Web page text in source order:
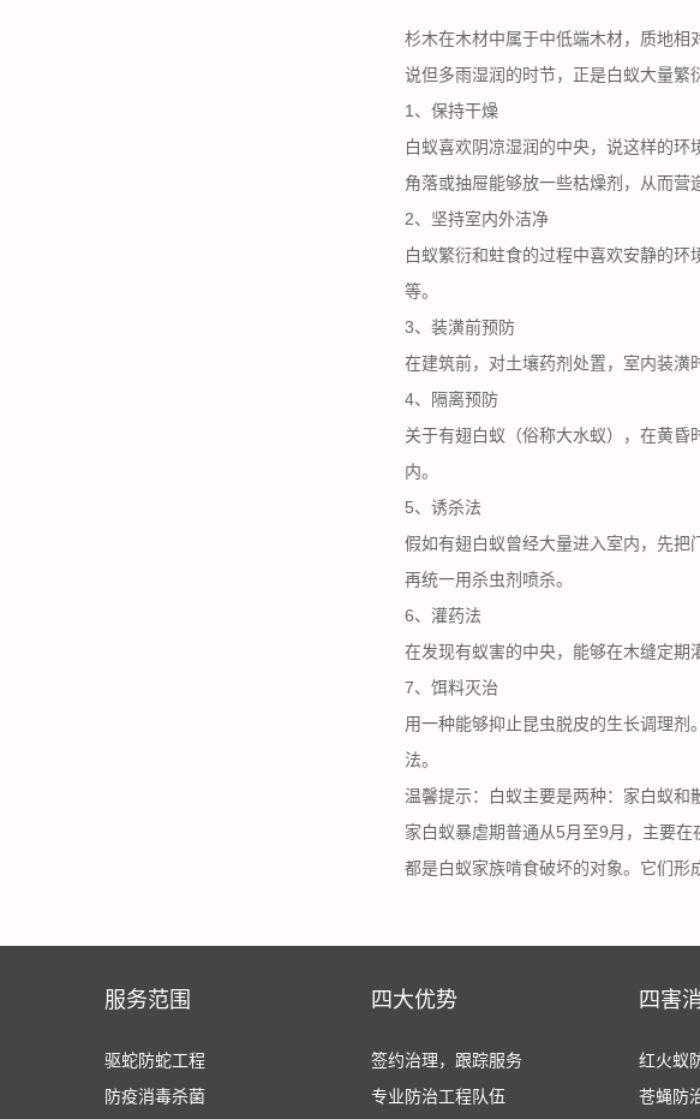
杉木在木材中属于中低端木材，质地相
说但多雨湿润的时节，正是白蚁大量繁
1、保持干燥
白蚁喜欢阴凉湿润的中央，说这样的
角落或抽屉能够放一些枯燥剂，从而营
2、坚持室内外洁净
白蚁繁衍和蛀食的过程中喜欢安静的
等。
3、装潢前预防
在建筑前，对土壤药剂处置，室内装潢
4、隔离预防
关于有翅白蚁（俗称大水蚁），在黄
内。
5、诱杀法
假如有翅白蚁曾经大量进入室内，先把
再统一用杀虫剂喷杀。
6、灌药法
在发现有蚁害的中央，能够在木缝定期
7、饵料灭治
用一种能够抑止昆虫脱皮的生长调理
法。
温馨提示：白蚁主要是两种：家白蚁和
家白蚁暴虐期普通从5月至9月，主要
都是白蚁家族啃食破坏的对象。它们形
服务范围
驱蛇防蛇工程
防疫消毒杀菌
四大优势
签约治理，跟踪服务
专业防治工程队伍
四害
红火蚁
苍蝇防